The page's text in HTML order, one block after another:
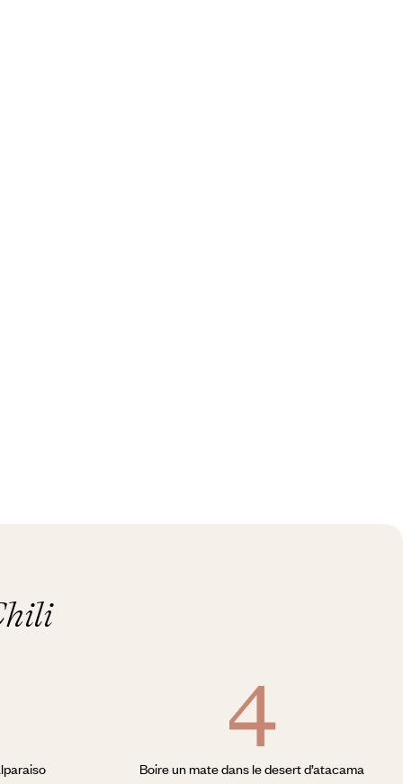
Boire un mate dans le desert d’atacama